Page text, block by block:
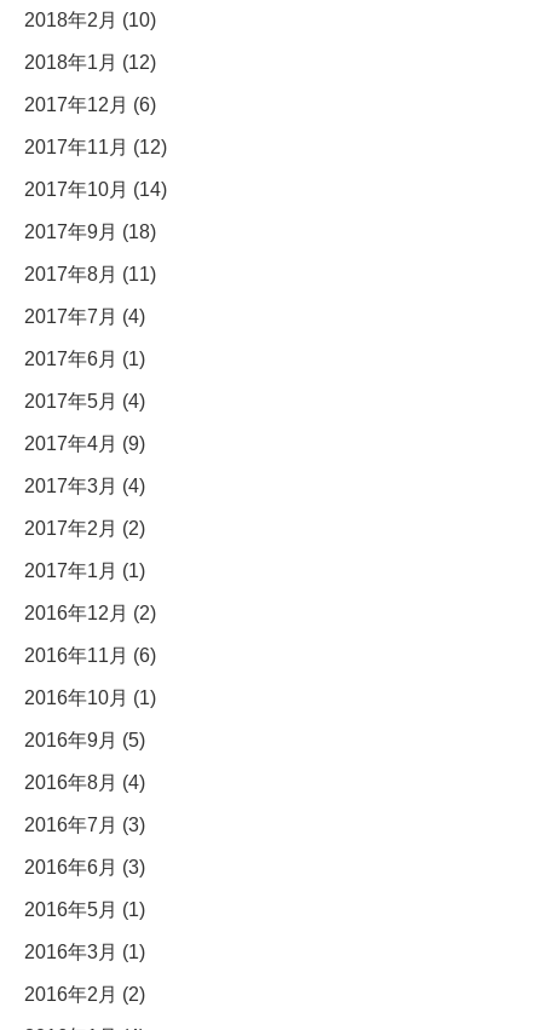
2018年2月 (10)
2018年1月 (12)
2017年12月 (6)
2017年11月 (12)
2017年10月 (14)
2017年9月 (18)
2017年8月 (11)
2017年7月 (4)
2017年6月 (1)
2017年5月 (4)
2017年4月 (9)
2017年3月 (4)
2017年2月 (2)
2017年1月 (1)
2016年12月 (2)
2016年11月 (6)
2016年10月 (1)
2016年9月 (5)
2016年8月 (4)
2016年7月 (3)
2016年6月 (3)
2016年5月 (1)
2016年3月 (1)
2016年2月 (2)